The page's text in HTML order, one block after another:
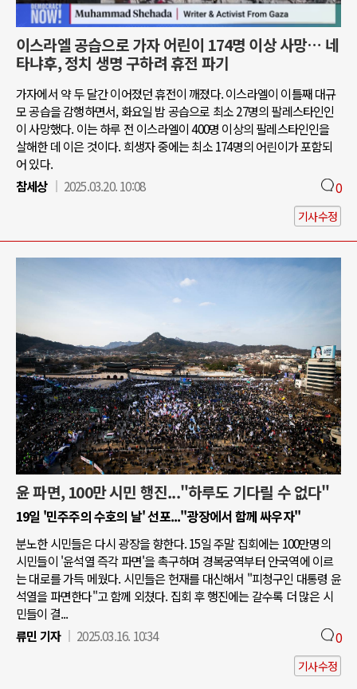
이스라엘 공습으로 가자 어린이 174명 이상 사망… 네
타냐후, 정치 생명 구하려 휴전 파기
가자에서 약 두 달간 이어졌던 휴전이 깨졌다. 이스라엘이 이틀째 대규
모 공습을 감행하면서, 화요일 밤 공습으로 최소 27명의 팔레스타인인
이 사망했다. 이는 하루 전 이스라엘이 400명 이상의 팔레스타인인을
살해한 데 이은 것이다. 희생자 중에는 최소 174명의 어린이가 포함되
어 있다.
참세상
2025.03.20. 10:08 0
기사수정
윤 파면, 100만 시민 행진..."하루도 기다릴 수 없다"
19일 '민주주의 수호의 날' 선포..."광장에서 함께 싸우자"
분노한 시민들은 다시 광장을 향한다. 15일 주말 집회에는 100만명의
시민들이 '윤석열 즉각 파면'을 촉구하며 경복궁역부터 안국역에 이르
는 대로를 가득 메웠다. 시민들은 헌재를 대신해서 "피청구인 대통령 윤
석열을 파면한다"고 함께 외쳤다. 집회 후 행진에는 갈수록 더 많은 시
민들이 결...
류민 기자
2025.03.16. 10:34 0
기사수정